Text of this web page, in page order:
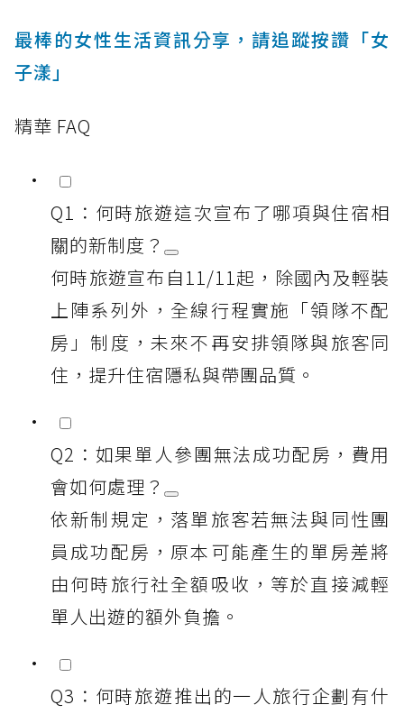
最棒的女性生活資訊分享，請追蹤按讚「女
子漾」
精華 FAQ
Q1：何時旅遊這次宣布了哪項與住宿相
關的新制度？
何時旅遊宣布自11/11起，除國內及輕裝
上陣系列外，全線行程實施「領隊不配
房」制度，未來不再安排領隊與旅客同
住，提升住宿隱私與帶團品質。
Q2：如果單人參團無法成功配房，費用
會如何處理？
依新制規定，落單旅客若無法與同性團
員成功配房，原本可能產生的單房差將
由何時旅行社全額吸收，等於直接減輕
單人出遊的額外負擔。
Q3：何時旅遊推出的一人旅行企劃有什